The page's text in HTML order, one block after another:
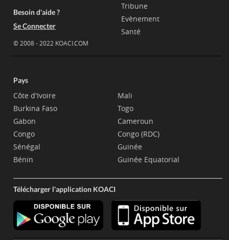
Besoin d'aide ?
Se Connecter
© 2008 - 2022 KOACI.COM
Tribune
Evènement
Santé
Pays
Côte d'Ivoire
Burkina Faso
Gabon
Congo
Sénégal
Bénin
Mali
Togo
Cameroun
Congo (RDC)
Guinée
Guinée Equatorial
Télécharger l'application KOACI